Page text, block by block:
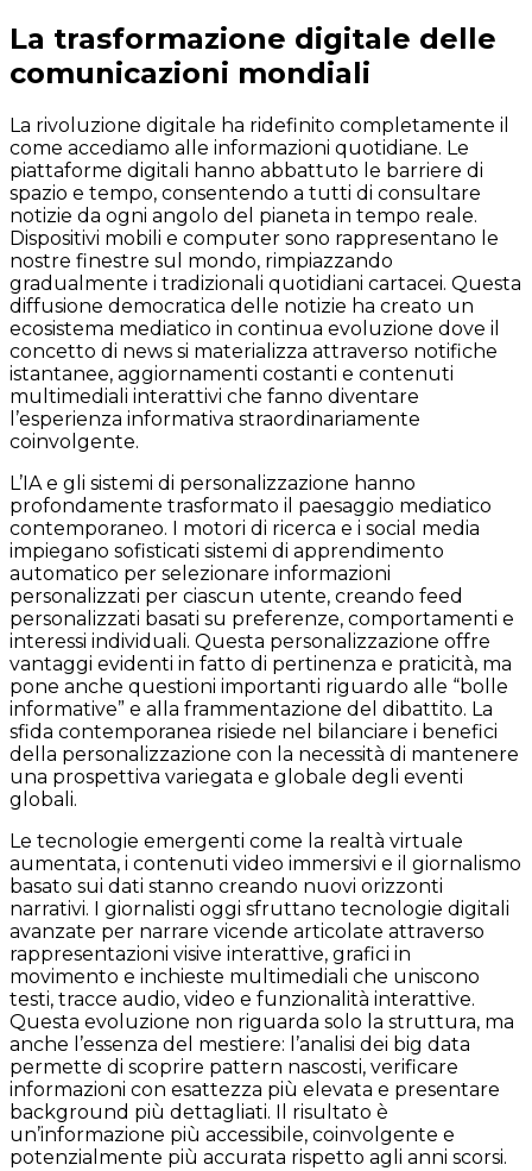
La trasformazione digitale delle
comunicazioni mondiali
La rivoluzione digitale ha ridefinito completamente il
come accediamo alle informazioni quotidiane. Le
piattaforme digitali hanno abbattuto le barriere di
spazio e tempo, consentendo a tutti di consultare
notizie da ogni angolo del pianeta in tempo reale.
Dispositivi mobili e computer sono rappresentano le
nostre finestre sul mondo, rimpiazzando
gradualmente i tradizionali quotidiani cartacei. Questa
diffusione democratica delle notizie ha creato un
ecosistema mediatico in continua evoluzione dove il
concetto di news si materializza attraverso notifiche
istantanee, aggiornamenti costanti e contenuti
multimediali interattivi che fanno diventare
l’esperienza informativa straordinariamente
coinvolgente.
L’IA e gli sistemi di personalizzazione hanno
profondamente trasformato il paesaggio mediatico
contemporaneo. I motori di ricerca e i social media
impiegano sofisticati sistemi di apprendimento
automatico per selezionare informazioni
personalizzati per ciascun utente, creando feed
personalizzati basati su preferenze, comportamenti e
interessi individuali. Questa personalizzazione offre
vantaggi evidenti in fatto di pertinenza e praticità, ma
pone anche questioni importanti riguardo alle “bolle
informative” e alla frammentazione del dibattito. La
sfida contemporanea risiede nel bilanciare i benefici
della personalizzazione con la necessità di mantenere
una prospettiva variegata e globale degli eventi
globali.
Le tecnologie emergenti come la realtà virtuale
aumentata, i contenuti video immersivi e il giornalismo
basato sui dati stanno creando nuovi orizzonti
narrativi. I giornalisti oggi sfruttano tecnologie digitali
avanzate per narrare vicende articolate attraverso
rappresentazioni visive interattive, grafici in
movimento e inchieste multimediali che uniscono
testi, tracce audio, video e funzionalità interattive.
Questa evoluzione non riguarda solo la struttura, ma
anche l’essenza del mestiere: l’analisi dei big data
permette di scoprire pattern nascosti, verificare
informazioni con esattezza più elevata e presentare
background più dettagliati. Il risultato è
un’informazione più accessibile, coinvolgente e
potenzialmente più accurata rispetto agli anni scorsi.